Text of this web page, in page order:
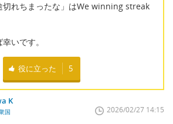
切れちまったな」はWe winning streak
いです。
役に立った 5
K
国 2026/02/27 14:15